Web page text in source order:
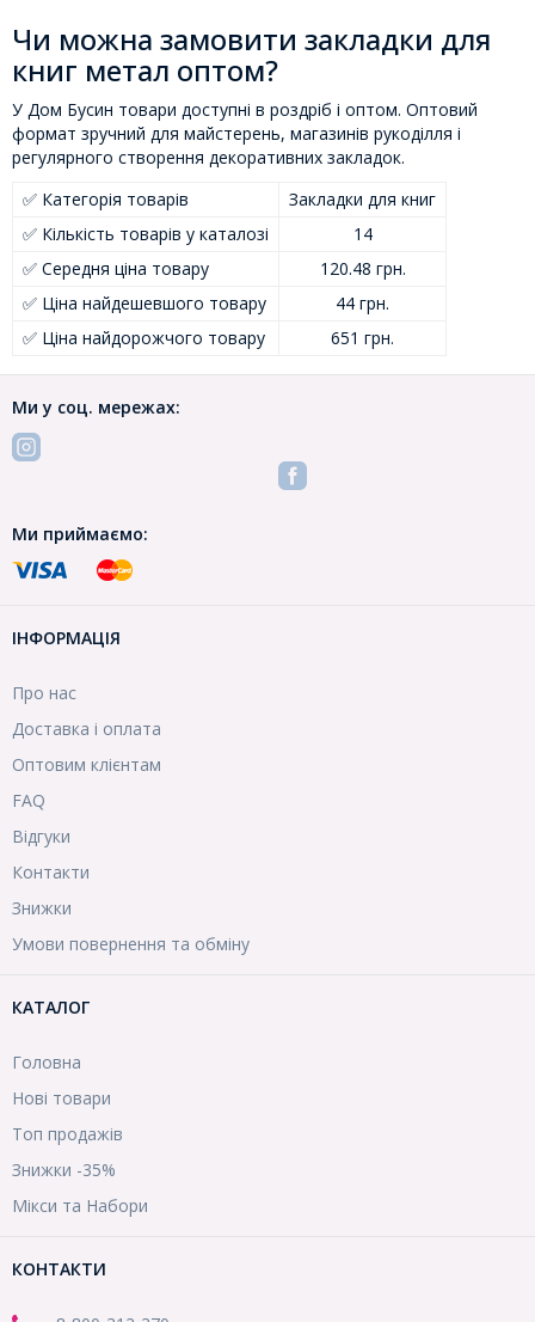
Чи можна замовити закладки для
книг метал оптом?
У Дом Бусин товари доступні в роздріб і оптом. Оптовий
формат зручний для майстерень, магазинів рукоділля і
регулярного створення декоративних закладок.
✅ Категорія товарів
Закладки для книг
✅ Кількість товарів у каталозі
14
✅ Середня ціна товару
120.48 грн.
✅ Ціна найдешевшого товару
44 грн.
✅ Ціна найдорожчого товару
651 грн.
Ми у соц. мережах:
Ми приймаємо:
ІНФОРМАЦІЯ
Про нас
Доставка і оплата
Оптовим клієнтам
FAQ
Відгуки
Контакти
Знижки
Умови повернення та обміну
КАТАЛОГ
Головна
Нові товари
Топ продажів
Знижки -35%
Мікси та Набори
КОНТАКТИ